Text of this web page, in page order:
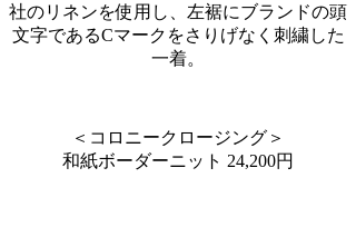
社のリネンを使用し、左裾にブランドの頭
文字であるCマークをさりげなく刺繍した
一着。
＜コロニークロージング＞
和紙ボーダーニット 24,200円